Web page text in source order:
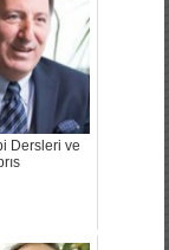
Dersleri ve